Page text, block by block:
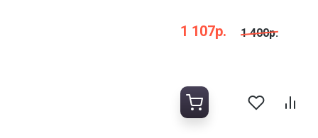
1 107р. 1 400р.